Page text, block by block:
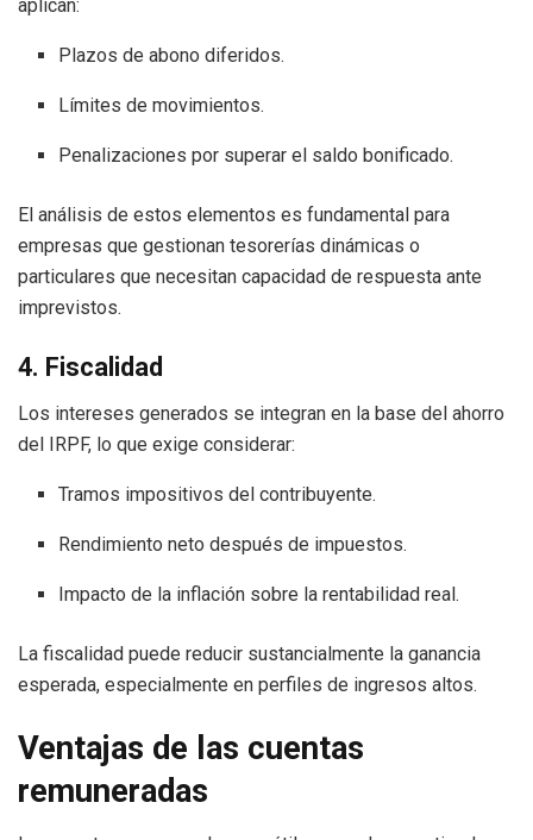
aplican:
Plazos de abono diferidos.
Límites de movimientos.
Penalizaciones por superar el saldo bonificado.
El análisis de estos elementos es fundamental para
empresas que gestionan tesorerías dinámicas o
particulares que necesitan capacidad de respuesta ante
imprevistos.
4. Fiscalidad
Los intereses generados se integran en la base del ahorro
del IRPF, lo que exige considerar:
Tramos impositivos del contribuyente.
Rendimiento neto después de impuestos.
Impacto de la inflación sobre la rentabilidad real.
La fiscalidad puede reducir sustancialmente la ganancia
esperada, especialmente en perfiles de ingresos altos.
Ventajas de las cuentas
remuneradas